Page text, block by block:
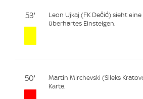
53'
Leon Ujkaj (FK Dečić) sieht
überhartes Einsteigen.
50'
Martin Mirchevski (Sileks
Karte.